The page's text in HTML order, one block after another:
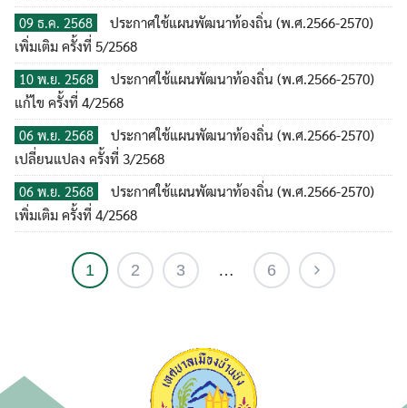
09 ธ.ค. 2568
ประกาศใช้แผนพัฒนาท้องถิ่น (พ.ศ.2566-2570)
เพิ่มเติม ครั้งที่ 5/2568
10 พ.ย. 2568
ประกาศใช้แผนพัฒนาท้องถิ่น (พ.ศ.2566-2570)
แก้ไข ครั้งที่ 4/2568
06 พ.ย. 2568
ประกาศใช้แผนพัฒนาท้องถิ่น (พ.ศ.2566-2570)
เปลี่ยนแปลง ครั้งที่ 3/2568
06 พ.ย. 2568
ประกาศใช้แผนพัฒนาท้องถิ่น (พ.ศ.2566-2570)
เพิ่มเติม ครั้งที่ 4/2568
1 2 3 … 6